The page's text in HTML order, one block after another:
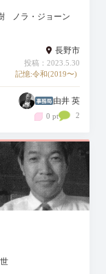
ノラ・ジョーン
長野市
投稿：2023.5.30
記憶:令和(2019〜)
由井 英
0 pt 2